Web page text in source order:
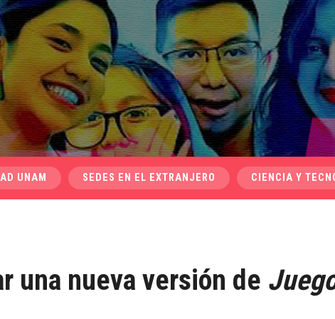
UNAM SEDES EN EL EXTRANJERO CIENCIA Y
una nueva versión de